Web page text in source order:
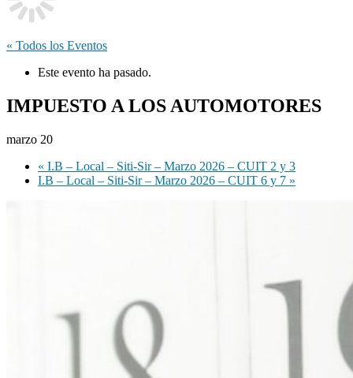
« Todos los Eventos
Este evento ha pasado.
IMPUESTO A LOS AUTOMOTORES
marzo 20
« I.B – Local – Siti-Sir – Marzo 2026 – CUIT 2 y 3
I.B – Local – Siti-Sir – Marzo 2026 – CUIT 6 y 7 »